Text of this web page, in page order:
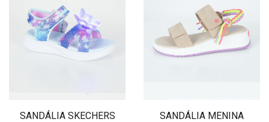
SANDÁLIA SKECHERS
SANDÁLIA MENINA